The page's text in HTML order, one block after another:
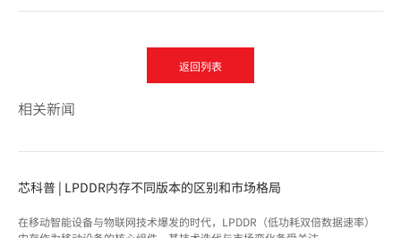
返回列表
相关新闻
芯科普 | LPDDR内存不同版本的区别和市场格局
在移动智能设备与物联网技术爆发的时代，LPDDR（低功耗双倍数据速率）